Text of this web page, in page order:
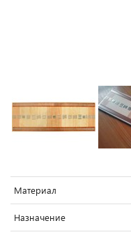
Материал
Назначение